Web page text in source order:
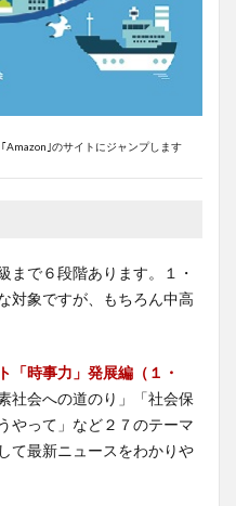
｣のサイトにジャンプします
まで６段階あります。１・
対象ですが、もちろん中高
時事力」発展編（１・
社会への道のり」「社会保
やって」など２７のテーマ
て最新ニュースをわかりや